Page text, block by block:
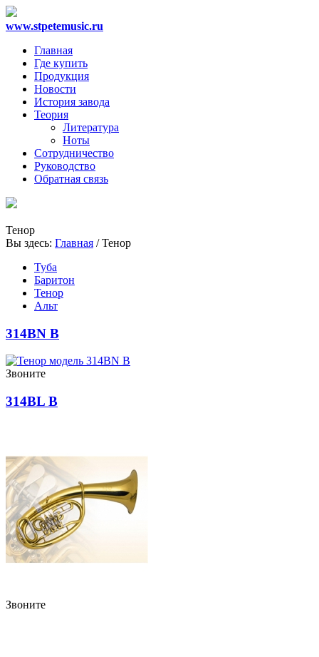
www.stpetemusic.ru
Главная
Где купить
Продукция
Новости
История завода
Теория
Литература
Ноты
Сотрудничество
Руководство
Обратная связь
Тенор
Вы здесь: Главная /Тенор
Туба
Баритон
Тенор
Альт
314BN B
Звоните
314BL B
Звоните